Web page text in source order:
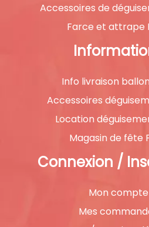
Accessoires de
Farce et attrape
Info livraison
Accessoires
Location
Magasin de fête
Connexion /
Mon compte
Mes